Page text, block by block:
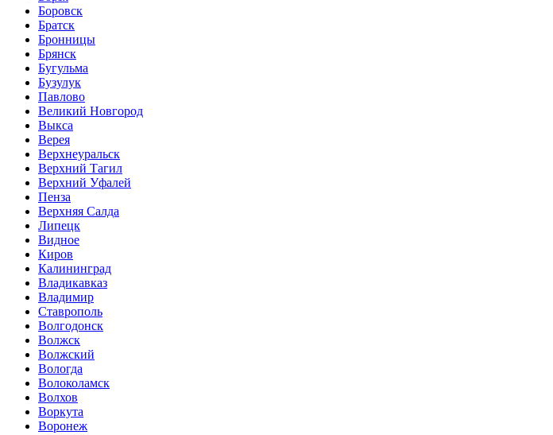
Боровск
Братск
Бронницы
Брянск
Бугульма
Бузулук
Павлово
Великий Новгород
Выкса
Верея
Верхнеуральск
Верхний Тагил
Верхний Уфалей
Пенза
Верхняя Салда
Липецк
Видное
Киров
Калининград
Владикавказ
Владимир
Ставрополь
Волгодонск
Волжск
Волжский
Вологда
Волоколамск
Волхов
Воркута
Воронеж